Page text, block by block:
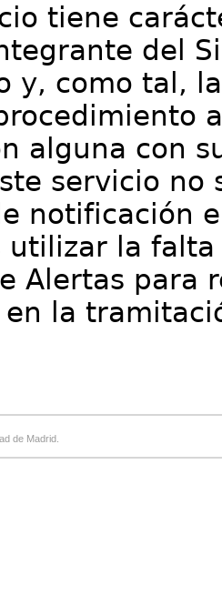
tiene
del
y, como tal,
alguna con
servicio no
notificación
utilizar la
Alertas para
la
de Madrid.